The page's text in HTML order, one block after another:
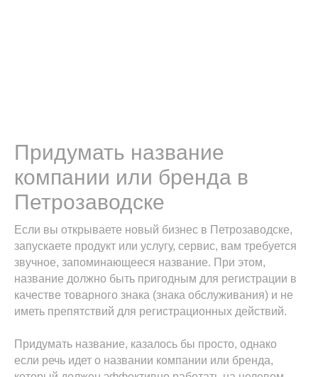
Придумать название
компании или бренда в
Петрозаводске
Если вы открываете новый бизнес в Петрозаводске,
запускаете продукт или услугу, сервис, вам требуется
звучное, запоминающееся название. При этом,
название должно быть пригодным для регистрации в
качестве товарного знака (знака обслуживания) и не
иметь препятствий для регистрационных действий.
Придумать название, казалось бы просто, однако
если речь идет о названии компании или бренда,